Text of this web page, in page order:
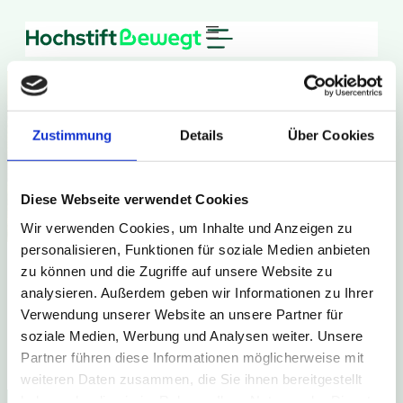
Zustimmung Details Über Cookies
Diese Webseite verwendet Cookies
Wir verwenden Cookies, um Inhalte und Anzeigen zu
personalisieren, Funktionen für soziale Medien anbieten
zu können und die Zugriffe auf unsere Website zu
analysieren. Außerdem geben wir Informationen zu Ihrer
Verwendung unserer Website an unsere Partner für
soziale Medien, Werbung und Analysen weiter. Unsere
Partner führen diese Informationen möglicherweise mit
weiteren Daten zusammen, die Sie ihnen bereitgestellt
Meldung nicht gefunden.